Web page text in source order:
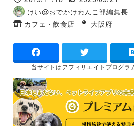
投稿日 更新日
著
者
けい@おでかけわんこ部編集長
タグ
カフェ・飲食店
タグ
大阪府
- -
当サイトはアフィリエイトプログラ